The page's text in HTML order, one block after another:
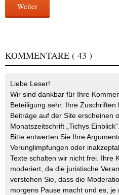
Weiter
KOMMENTARE ( 43 )
Liebe Leser!
Wir sind dankbar für Ihre
Beteiligung sehr. Ihre
Beiträge auf der Site erscheinen
Monatszeitschrift „Tichys Einblick“.
Bitte entwerten Sie Ihre
Verunglimpfungen oder
Texte schalten wir nicht frei. Ihre
moderiert, da die juristische
verstehen Sie, dass die
morgens Pause macht und es, je